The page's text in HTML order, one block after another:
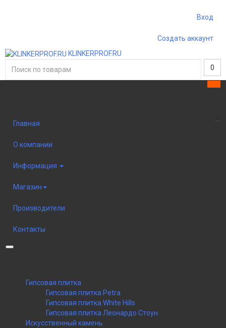
Вход
Создать аккаунт
KLINKERPROF.RU
0
×
Главная
О компании
Информация
Магазин
Производители
Контакты
Гипсовая плитка
Гипсовая плитка Petra
Гипсовая плитка White Hills
Гипсовая плитка Леонардо Стоун
Искусственный камень